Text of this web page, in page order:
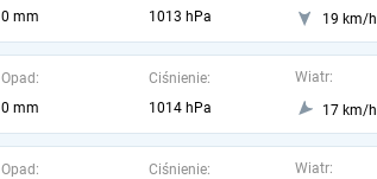
0 mm
1013 hPa
19 km/h
Opad:
0 mm
Ciśnienie:
1014 hPa
Wiatr:
17 km/h
Opad:
Ciśnienie:
Wiatr: